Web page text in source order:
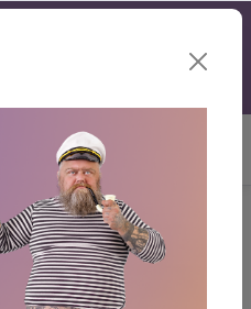
| Kurze Lieferzeit |
(Nord)®